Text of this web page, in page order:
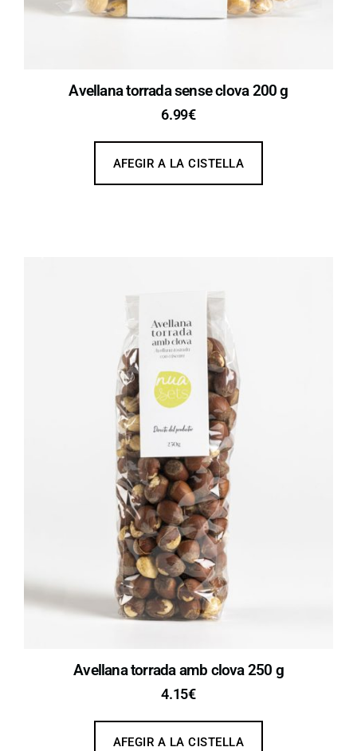
Avellana torrada sense clova 200 g
6.99€
AFEGIR A LA CISTELLA
Avellana torrada amb clova 250 g
4.15€
AFEGIR A LA CISTELLA